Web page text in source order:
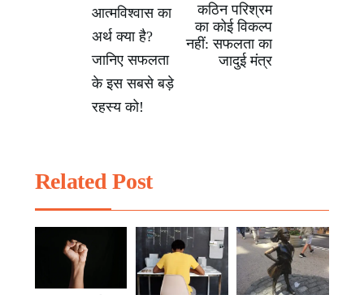
Post
navigation
आत्मविश्वास का
अर्थ क्या है?
जानिए सफलता
के इस सबसे बड़े
रहस्य को!
कठिन परिश्रम
का कोई विकल्प
नहीं: सफलता का
जादुई मंत्र
Related Post